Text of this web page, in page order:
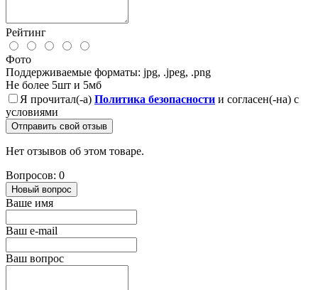
Рейтинг
Фото
Поддерживаемые форматы: jpg, .jpeg, .png
Не более 5шт и 5мб
Я прочитал(-а) Политика безопасности и согласен(-на) с
условиями
Отправить свой отзыв
Нет отзывов об этом товаре.
Вопросов: 0
Новый вопрос
Ваше имя
Ваш e-mail
Ваш вопрос